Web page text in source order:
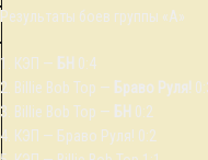
Результаты боев группы «А»
1. КЭП — БН 0:4
2. Billie Bob Top — Браво Руля!
3. Billie Bob Top — БН 0:2
4. КЭП — Браво Руля! 0:2